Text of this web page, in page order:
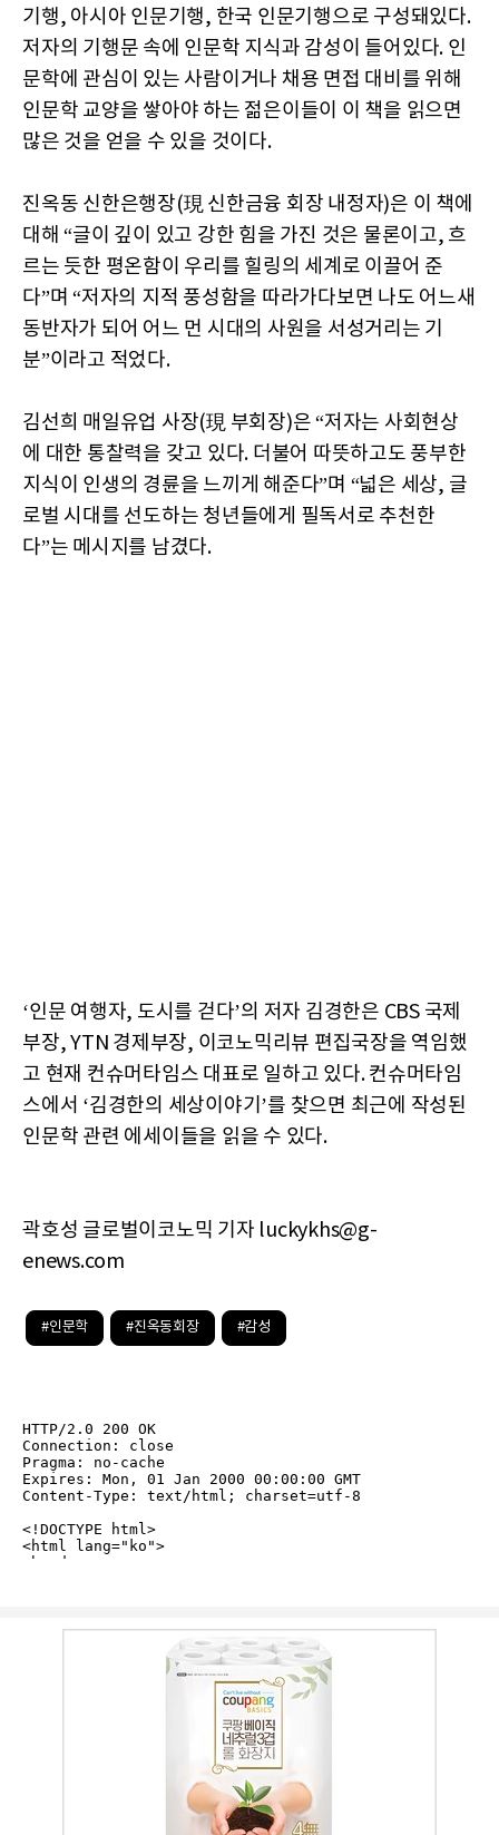
기행, 아시아 인문기행, 한국 인문기행으로 구성돼있다.
저자의 기행문 속에 인문학 지식과 감성이 들어있다. 인
문학에 관심이 있는 사람이거나 채용 면접 대비를 위해
인문학 교양을 쌓아야 하는 젊은이들이 이 책을 읽으면
많은 것을 얻을 수 있을 것이다.
진옥동 신한은행장(現 신한금융 회장 내정자)은 이 책에
대해 “글이 깊이 있고 강한 힘을 가진 것은 물론이고, 흐
르는 듯한 평온함이 우리를 힐링의 세계로 이끌어 준
다”며 “저자의 지적 풍성함을 따라가다보면 나도 어느새
동반자가 되어 어느 먼 시대의 사원을 서성거리는 기
분”이라고 적었다.
김선희 매일유업 사장(現 부회장)은 “저자는 사회현상
에 대한 통찰력을 갖고 있다. 더불어 따뜻하고도 풍부한
지식이 인생의 경륜을 느끼게 해준다”며 “넓은 세상, 글
로벌 시대를 선도하는 청년들에게 필독서로 추천한
다”는 메시지를 남겼다.
‘인문 여행자, 도시를 걷다’의 저자 김경한은 CBS 국제
부장, YTN 경제부장, 이코노믹리뷰 편집국장을 역임했
고 현재 컨슈머타임스 대표로 일하고 있다. 컨슈머타임
스에서 ‘김경한의 세상이야기’를 찾으면 최근에 작성된
인문학 관련 에세이들을 읽을 수 있다.
곽호성 글로벌이코노믹 기자 luckykhs@g-
enews.com
#인문학 #진옥동회장 #감성